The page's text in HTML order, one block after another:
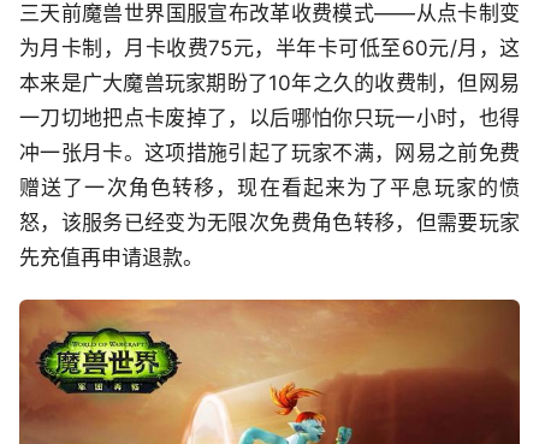
三天前魔兽世界国服宣布改革收费模式——从点卡制变
为月卡制，月卡收费75元，半年卡可低至60元/月，这
本来是广大魔兽玩家期盼了10年之久的收费制，但网易
一刀切地把点卡废掉了，以后哪怕你只玩一小时，也得
冲一张月卡。这项措施引起了玩家不满，网易之前免费
赠送了一次角色转移，现在看起来为了平息玩家的愤
怒，该服务已经变为无限次免费角色转移，但需要玩家
先充值再申请退款。